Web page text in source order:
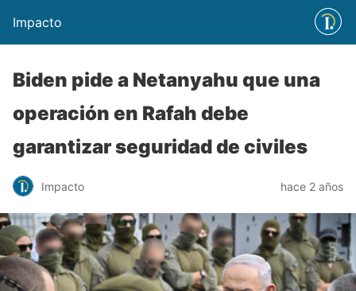
Impacto
Biden pide a Netanyahu que una
operación en Rafah debe
garantizar seguridad de civiles
Impacto hace 2 años